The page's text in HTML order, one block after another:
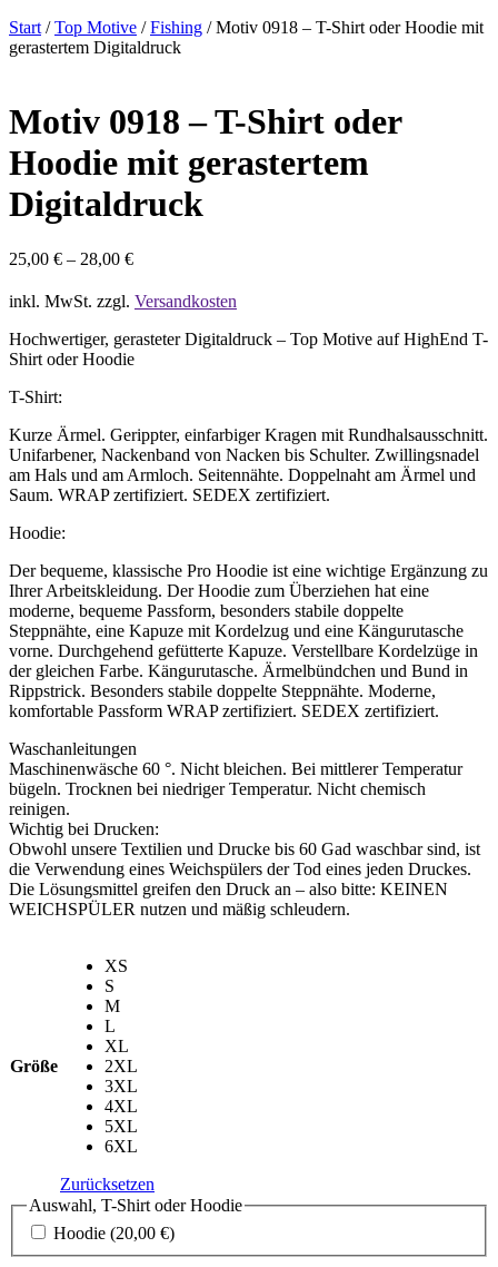
Start /Top Motive /Fishing / Motiv 0918 – T-Shirt oder Hoodie mit
gerastertem Digitaldruck
Motiv 0918 – T-Shirt oder
Hoodie mit gerastertem
Digitaldruck
25,00 € – 28,00 €
inkl. MwSt. zzgl. Versandkosten
Hochwertiger, gerasteter Digitaldruck – Top Motive auf HighEnd T-
Shirt oder Hoodie
T-Shirt:
Kurze Ärmel. Gerippter, einfarbiger Kragen mit Rundhalsausschnitt.
Unifarbener, Nackenband von Nacken bis Schulter. Zwillingsnadel
am Hals und am Armloch. Seitennähte. Doppelnaht am Ärmel und
Saum. WRAP zertifiziert. SEDEX zertifiziert.
Hoodie:
Der bequeme, klassische Pro Hoodie ist eine wichtige Ergänzung zu
Ihrer Arbeitskleidung. Der Hoodie zum Überziehen hat eine
moderne, bequeme Passform, besonders stabile doppelte
Steppnähte, eine Kapuze mit Kordelzug und eine Kängurutasche
vorne. Durchgehend gefütterte Kapuze. Verstellbare Kordelzüge in
der gleichen Farbe. Kängurutasche. Ärmelbündchen und Bund in
Rippstrick. Besonders stabile doppelte Steppnähte. Moderne,
komfortable Passform WRAP zertifiziert. SEDEX zertifiziert.
Waschanleitungen
Maschinenwäsche 60 °. Nicht bleichen. Bei mittlerer Temperatur
bügeln. Trocknen bei niedriger Temperatur. Nicht chemisch
reinigen.
Wichtig bei Drucken:
Obwohl unsere Textilien und Drucke bis 60 Gad waschbar sind, ist
die Verwendung eines Weichspülers der Tod eines jeden Druckes.
Die Lösungsmittel greifen den Druck an – also bitte: KEINEN
WEICHSPÜLER nutzen und mäßig schleudern.
Größe
XS
S
M
L
XL
2XL
3XL
4XL
5XL
6XL
Zurücksetzen
Auswahl, T-Shirt oder Hoodie
Hoodie (20,00 €)